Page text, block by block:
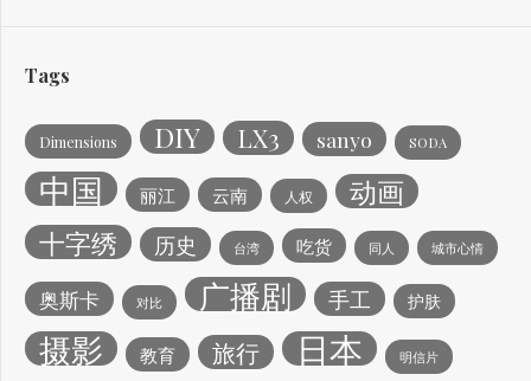
Tags
Dimensions DIY LX3 sanyo SODA
中国 丽江 云南 人权 动画
十字绣 历史 台湾 吃货 同人 城市心情
奥斯卡 对比 广播剧 手工 护肤
摄影 教育 旅行 日本 明信片